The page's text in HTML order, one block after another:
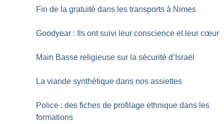
Fin de la gratuité dans les transports à Nimes
Goodyear : Ils ont suivi leur conscience et leur cœur
Main Basse religieuse sur la sécurité d’Israël
La viande synthétique dans nos assiettes
Police : des fiches de profilage ethnique dans les
formations